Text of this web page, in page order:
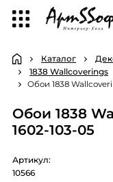
Каталог
1838 Wallcoverings
Обои 1838
Обои 1838
1602-103-05
Артикул:
10566